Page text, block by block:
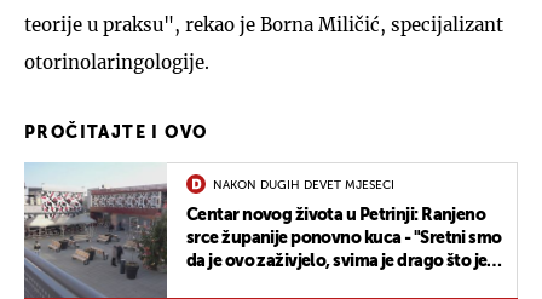
teorije u praksu", rekao je Borna Miličić, specijalizant
otorinolaringologije.
PROČITAJTE I OVO
NAKON DUGIH DEVET MJESECI
Centar novog života u Petrinji: Ranjeno
srce županije ponovno kuca - "Sretni smo
da je ovo zaživjelo, svima je drago što je